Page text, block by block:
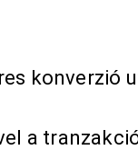
konverzió
a